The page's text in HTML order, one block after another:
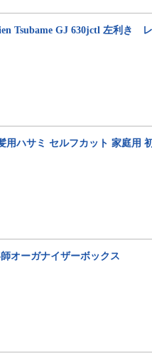
Tsubame GJ 630jctl 左利き
用ハサミ セルフカット 家庭用
オーガナイザーボックス